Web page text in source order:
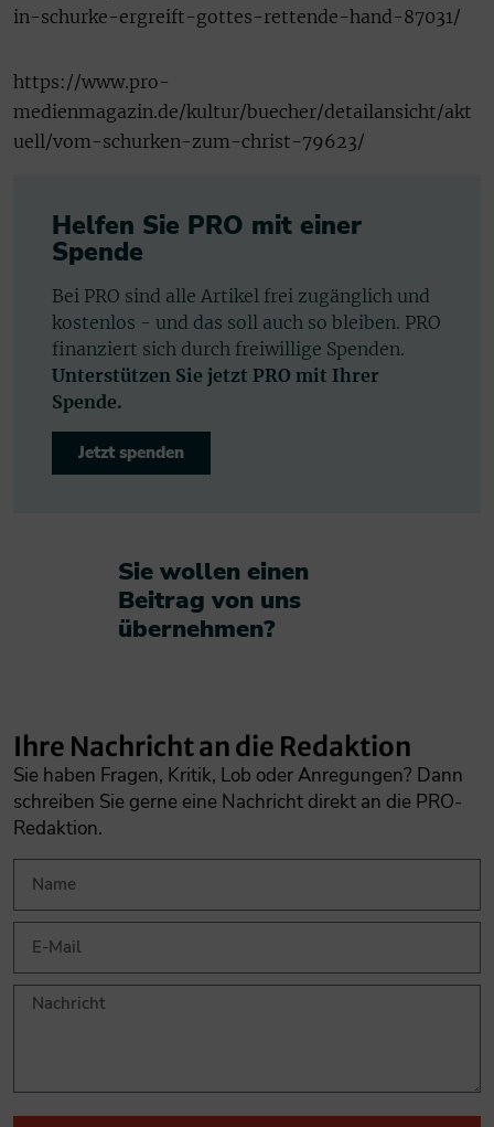
in-schurke-ergreift-gottes-rettende-hand-87031/
https://www.pro-
medienmagazin.de/kultur/buecher/detailansicht/akt
uell/vom-schurken-zum-christ-79623/
Helfen Sie PRO mit einer
Spende
Bei PRO sind alle Artikel frei zugänglich und
kostenlos - und das soll auch so bleiben. PRO
finanziert sich durch freiwillige Spenden.
Unterstützen Sie jetzt PRO mit Ihrer
Spende.
Jetzt spenden
Sie wollen einen
Beitrag von uns
übernehmen?​
Ihre Nachricht an die Redaktion
Sie haben Fragen, Kritik, Lob oder Anregungen? Dann
schreiben Sie gerne eine Nachricht direkt an die PRO-
Redaktion.